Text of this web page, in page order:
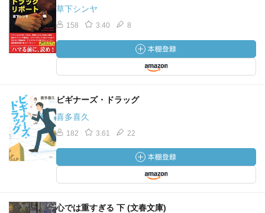
草下シンヤ
158 3.40 8
ビギナーズ・ドラッグ
喜多喜久
182 3.61 22
心では重すぎる 下 (文春文庫)